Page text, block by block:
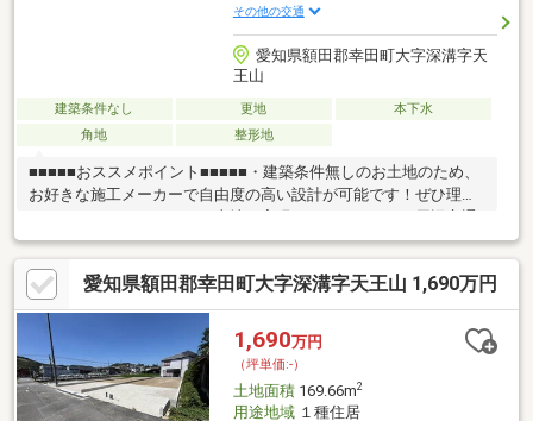
その他の交通
愛知県額田郡幸田町大字深溝字天
王山
建築条件なし 更地
本下水
角地
整形地
■■■■■おススメポイント■■■■■・建築条件無しのお土地のため、
お好きな施工メーカーで自由度の高い設計が可能です！ぜひ理想
のマイホームをこちらのお土地で実現させましょう！・周辺交通
量が少ないため、騒音や振動の軽減、安全性の向上のメリット等
がございます！・閑静な住宅街ですが市街地が近いため、休日に
はご家族で外出もお気軽にたのしむことができます！■■■■■周辺
環境■■■■■・深溝小学校まで約683ｍ、徒歩約9分・南部中学校ま
で約1500ｍ、徒歩約19分・ローソン幸田上天白店まで約414ｍ、
徒歩約6分・ＪＡあいち三河深溝まで約184ｍ、徒歩約3分
愛知県額田郡幸田町大字深溝字天王山 1,690万円
1,690万円
（坪単価:-）
土地面積169.66m2
用途地域１種住居